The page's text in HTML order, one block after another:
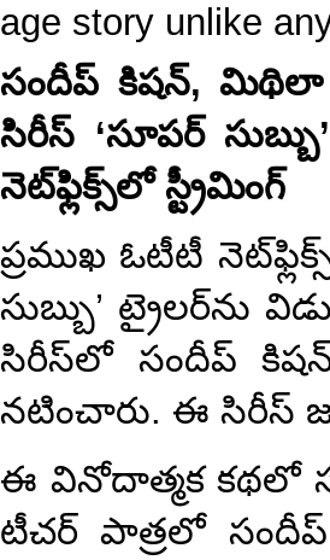
age story unlike
సందీప్ కిషన్, మిథిలా
సిరీస్ ‘సూపర్
నెట్‌ఫ్లిక్స్‌లో స్ట్రీమింగ్
ప్రముఖ ఓటీటీ
సుబ్బు’ ట్రైలర్‌ను
సిరీస్‌లో సందీప్
నటించారు. ఈ సిరీస్
ఈ వినోదాత్మక కథలో
టీచర్ పాత్రలో సందీప్